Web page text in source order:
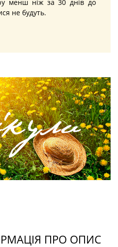
менш ніж за 30 днів до
не будуть.
ПРО ОПИС